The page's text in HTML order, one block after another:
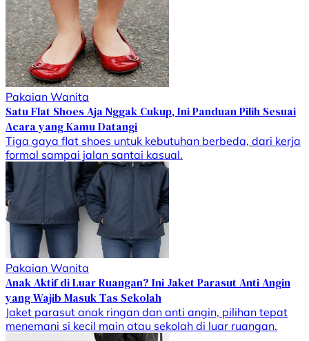
Pakaian Wanita
Satu Flat Shoes Aja Nggak Cukup, Ini Panduan Pilih Sesuai
Acara yang Kamu Datangi
Tiga gaya flat shoes untuk kebutuhan berbeda, dari kerja
formal sampai jalan santai kasual.
Pakaian Wanita
Anak Aktif di Luar Ruangan? Ini Jaket Parasut Anti Angin
yang Wajib Masuk Tas Sekolah
Jaket parasut anak ringan dan anti angin, pilihan tepat
menemani si kecil main atau sekolah di luar ruangan.